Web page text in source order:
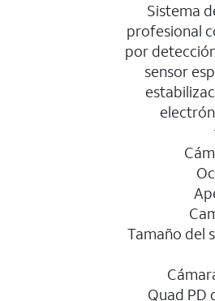
Sistema
profesional
por
sensor
Tamaño del
Quad PD